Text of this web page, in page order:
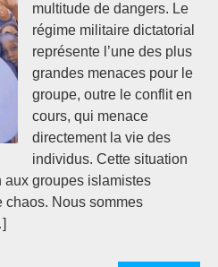
multitude de dangers. Le
régime militaire dictatorial
représente l’une des plus
grandes menaces pour le
groupe, outre le conflit en
cours, qui menace
directement la vie des
individus. Cette situation
aux groupes islamistes
chaos. Nous sommes